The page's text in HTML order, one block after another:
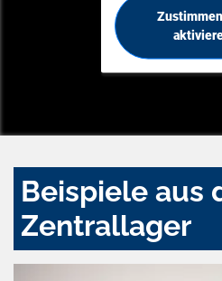
Beispiele aus
Zentrallager